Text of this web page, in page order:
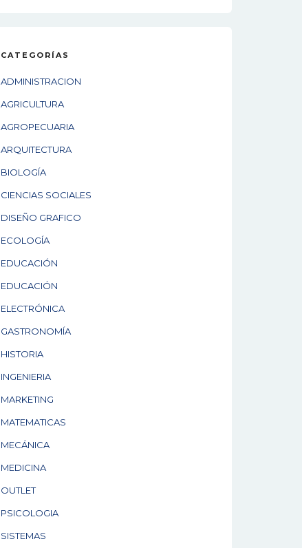
CATEGORÍAS
ADMINISTRACION
AGRICULTURA
AGROPECUARIA
ARQUITECTURA
BIOLOGÍA
CIENCIAS SOCIALES
DISEÑO GRAFICO
ECOLOGÍA
EDUCACIÓN
EDUCACIÓN
ELECTRÓNICA
GASTRONOMÍA
HISTORIA
INGENIERIA
MARKETING
MATEMATICAS
MECÁNICA
MEDICINA
OUTLET
PSICOLOGIA
SISTEMAS